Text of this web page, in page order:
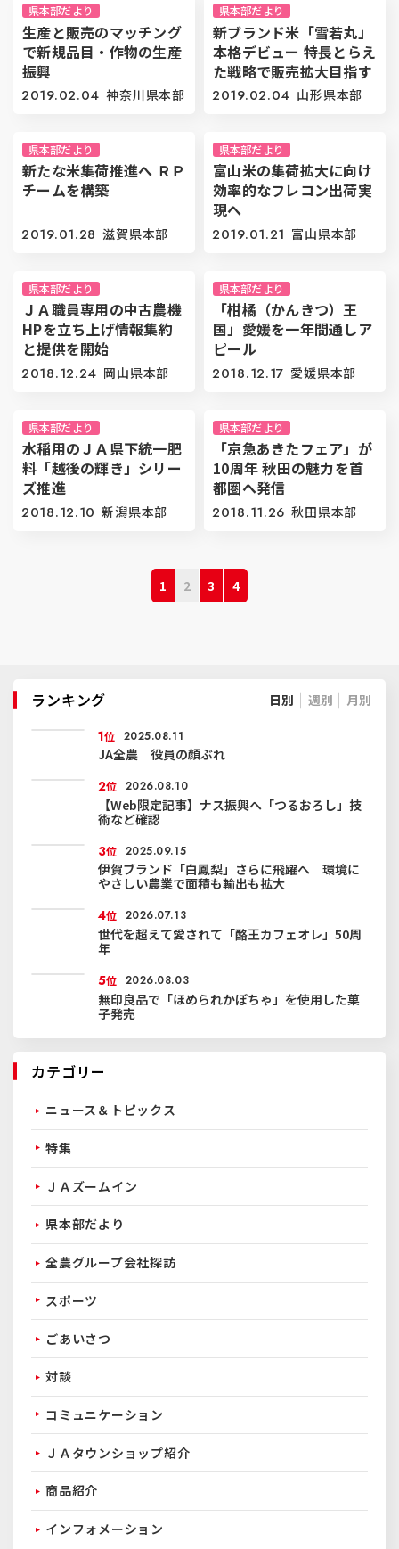
県本部だより
生産と販売のマッチング
で新規品目・作物の生産
振興
2019.02.04 神奈川県本部
県本部だより
新ブランド米「雪若丸」
本格デビュー 特長とらえ
た戦略で販売拡大目指す
2019.02.04 山形県本部
県本部だより
新たな米集荷推進へ ＲＰ
チームを構築
2019.01.28 滋賀県本部
県本部だより
富山米の集荷拡大に向け
効率的なフレコン出荷実
現へ
2019.01.21 富山県本部
県本部だより
ＪＡ職員専用の中古農機
HPを立ち上げ情報集約
と提供を開始
2018.12.24 岡山県本部
県本部だより
「柑橘（かんきつ）王
国」愛媛を一年間通しア
ピール
2018.12.17 愛媛県本部
県本部だより
水稲用のＪＡ県下統一肥
料「越後の輝き」シリー
ズ推進
2018.12.10 新潟県本部
県本部だより
「京急あきたフェア」が
10周年 秋田の魅力を首
都圏へ発信
2018.11.26 秋田県本部
1 2 3 4
ランキング 日別 週別 月別
1位 2025.08.11
JA全農 役員の顔ぶれ
2位 2026.08.10
【Web限定記事】ナス振興へ「つるおろし」技
術など確認
3位 2025.09.15
伊賀ブランド「白鳳梨」さらに飛躍へ 環境に
やさしい農業で面積も輸出も拡大
4位 2026.07.13
世代を超えて愛されて「酪王カフェオレ」50周
年
5位 2026.08.03
無印良品で「ほめられかぼちゃ」を使用した菓
子発売
カテゴリー
ニュース＆トピックス
特集
ＪＡズームイン
県本部だより
全農グループ会社探訪
スポーツ
ごあいさつ
対談
コミュニケーション
ＪＡタウンショップ紹介
商品紹介
インフォメーション